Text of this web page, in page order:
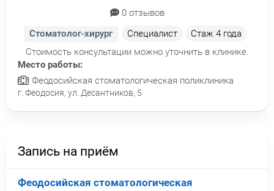
0 отзывов
Стоматолог-хирург
Специалист Стаж4 года
Стоимость консультации можно уточнить в клинике.
Место работы:
Феодосийская стоматологическая поликлиника
г. Феодосия, ул. Десантников, 5
Запись на приём
Феодосийская стоматологическая